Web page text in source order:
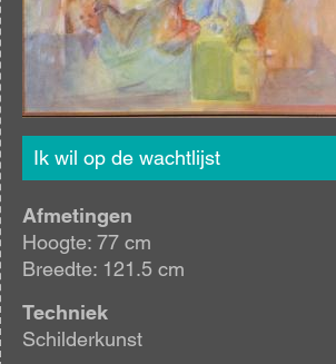
Ik wil op de wachtlijst
Afmetingen
Hoogte: 77 cm
Breedte: 121.5 cm
Techniek
Schilderkunst